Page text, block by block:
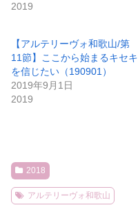
2019
【アルテリーヴォ和歌山/第
11節】ここから始まるキセキ
を信じたい（190901）
2019年9月1日
2019
2018
アルテリーヴォ和歌山